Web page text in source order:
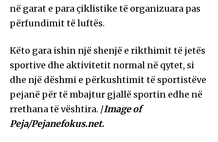
në garat e para çiklistike të organizuara pas
përfundimit të luftës.
Këto gara ishin një shenjë e rikthimit të jetës
sportive dhe aktivitetit normal në qytet, si
dhe një dëshmi e përkushtimit të sportistëve
pejanë për të mbajtur gjallë sportin edhe në
rrethana të vështira. /Image of
Peja/Pejanefokus.net.